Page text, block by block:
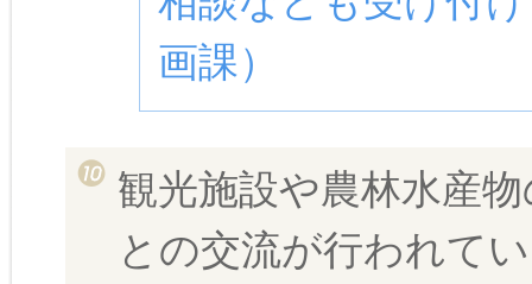
画課）
観光施設や農林水産
との交流が行われて